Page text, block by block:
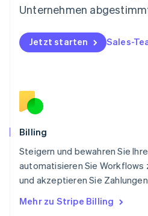
Unternehmen
Jetzt starten Sales-
Billing
Steigern und bewahren Sie
automatisieren Sie
und akzeptieren Sie
Mehr zu Stripe Billing
Österreich
Polen
English
Portugal
Schweden
Svenska
Schweiz
Deutsch
Singapur
English简体中文
Slowakei
English
Slowenien